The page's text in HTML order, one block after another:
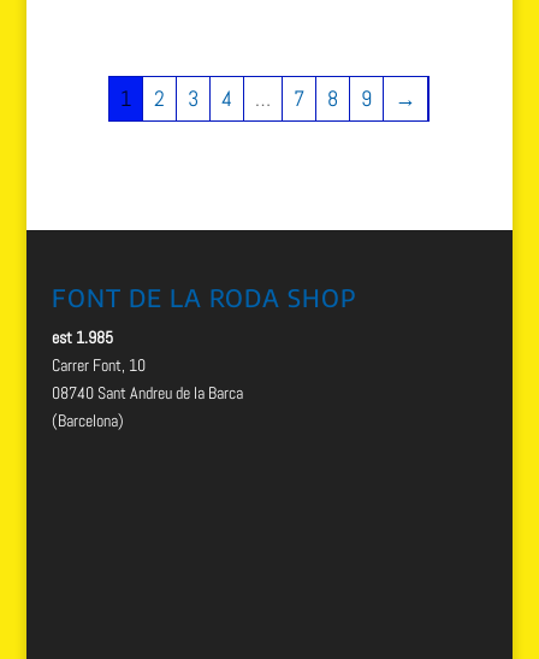
1 2 3 4 … 7 8 9 →
FONT DE LA RODA SHOP
est 1.985
Carrer Font, 10
08740 Sant Andreu de la Barca
(Barcelona)